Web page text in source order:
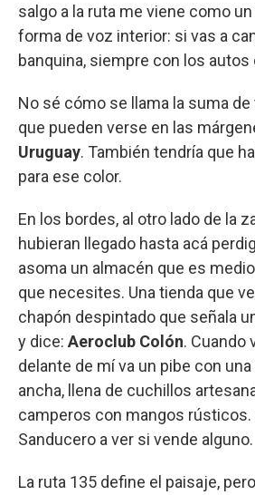
salgo a la ruta me viene como
forma de voz interior: si vas a
banquina, siempre con los autos
No sé cómo se llama la suma
que pueden verse en las
Uruguay. También tendría que
para ese color.
En los bordes, al otro lado de la
hubieran llegado hasta acá
asoma un almacén que es
que necesites. Una tienda que
chapón despintado que señala
y dice: Aeroclub Colón. Cuando
delante de mí va un pibe con
ancha, llena de cuchillos
camperos con mangos rústicos.
Sanducero a ver si vende alguno.
La ruta 135 define el paisaje,